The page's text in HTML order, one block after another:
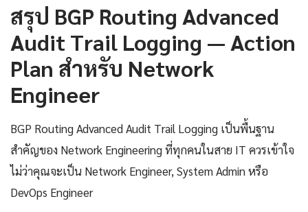
สรุป BGP Routing Advanced
Audit Trail Logging — Action
Plan สำหรับ Network
Engineer
BGP Routing Advanced Audit Trail Logging เป็นพื้นฐาน
สำคัญของ Network Engineering ที่ทุกคนในสาย IT ควรเข้าใจ
ไม่ว่าคุณจะเป็น Network Engineer, System Admin หรือ
DevOps Engineer